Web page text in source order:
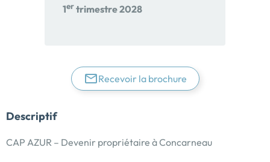
1ertrimestre 2028
Recevoir la brochure
Descriptif
CAP AZUR – Devenir propriétaire à Concarneau